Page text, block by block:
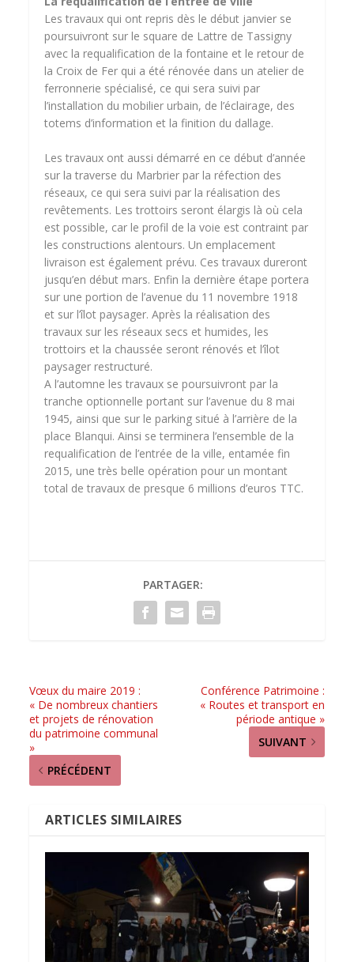
Les travaux qui ont repris dès le début janvier se
poursuivront sur le square de Lattre de Tassigny
avec la requalification de la fontaine et le retour de
la Croix de Fer qui a été rénovée dans un atelier de
ferronnerie spécialisé, ce qui sera suivi par
l’installation du mobilier urbain, de l’éclairage, des
totems d’information et la finition du dallage.
Les travaux ont aussi démarré en ce début d’année
sur la traverse du Marbrier par la réfection des
réseaux, ce qui sera suivi par la réalisation des
revêtements. Les trottoirs seront élargis là où cela
est possible, car le profil de la voie est contraint par
les constructions alentours. Un emplacement
livraison est également prévu. Ces travaux dureront
jusqu’en début mars. Enfin la dernière étape portera
sur une portion de l’avenue du 11 novembre 1918
et sur l’îlot paysager. Après la réalisation des
travaux sur les réseaux secs et humides, les
trottoirs et la chaussée seront rénovés et l’îlot
paysager restructuré.
A l’automne les travaux se poursuivront par la
tranche optionnelle portant sur l’avenue du 8 mai
1945, ainsi que sur le parking situé à l’arrière de la
place Blanqui. Ainsi se terminera l’ensemble de la
requalification de l’entrée de la ville, entamée fin
2015, une très belle opération pour un montant
total de travaux de presque 6 millions d’euros TTC.
PARTAGER:
Vœux du maire 2019 :
« De nombreux chantiers
et projets de rénovation
du patrimoine communal
»
PRÉCÉDENT
Conférence Patrimoine :
« Routes et transport en
période antique »
SUIVANT
ARTICLES SIMILAIRES